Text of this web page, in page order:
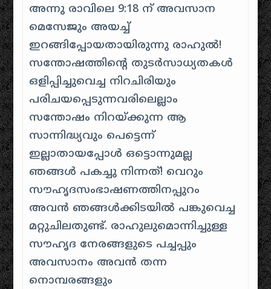
അന്നു രാവിലെ 9:18 ന് അവസാന
മെസേജും അയച്ച്
ഇറങ്ങിപ്പോയതായിരുന്നു രാഹുൽ!
സന്തോഷത്തിന്റെ തുടര്‍സാധ്യതകള്‍
ഒളിപ്പിച്ചുവെച്ച നിറചിരിയും
പരിചയപ്പെടുന്നവരിലെല്ലാം
സന്തോഷം നിറയ്ക്കുന്ന ആ
സാന്നിദ്ധ്യവും പെട്ടെന്ന്
ഇല്ലാതായപ്പോൾ ഒട്ടൊന്നുമല്ല
ഞങ്ങൾ പകച്ചു നിന്നത്! വെറും
സൗഹൃദസംഭാഷണത്തിനപ്പുറം
അവൻ ഞങ്ങൾക്കിടയിൽ പങ്കുവെച്ച
മറ്റുചിലതുണ്ട്. രാഹുലുമൊന്നിച്ചുള്ള
സൗഹൃദ നേരങ്ങളുടെ പച്ചപ്പും
അവസാനം അവൻ തന്ന
നൊമ്പരങ്ങളും